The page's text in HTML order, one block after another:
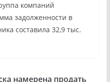
компаний
задолженности в
составила 32,9 тыс.
намерена продать